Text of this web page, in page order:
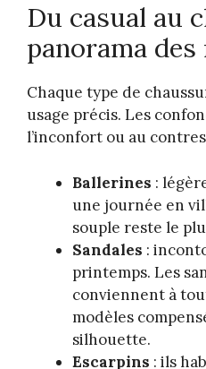
Du casual au
panorama des
Chaque type de
usage précis. Les
l’inconfort ou au
Ballerines :
une journée en
souple reste le
Sandales :
printemps. Les
conviennent à
modèles
silhouette.
Escarpins : ils